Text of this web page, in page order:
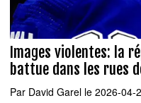
Images violentes: la
battue dans les rues
Par David Garel le 2026-04-